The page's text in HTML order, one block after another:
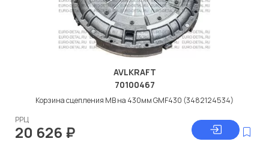
AVLKRAFT
70100467
Корзина сцепления МВ на 430мм GMF430 (3482124534)
РРЦ
20 626 ₽